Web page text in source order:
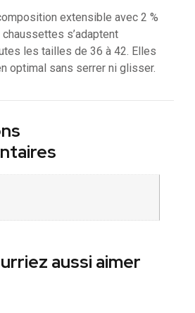
extensible avec 2 %
chaussettes s’adaptent
les tailles de 36 à 42. Elles
optimal sans serrer ni glisser.
aussi aimer